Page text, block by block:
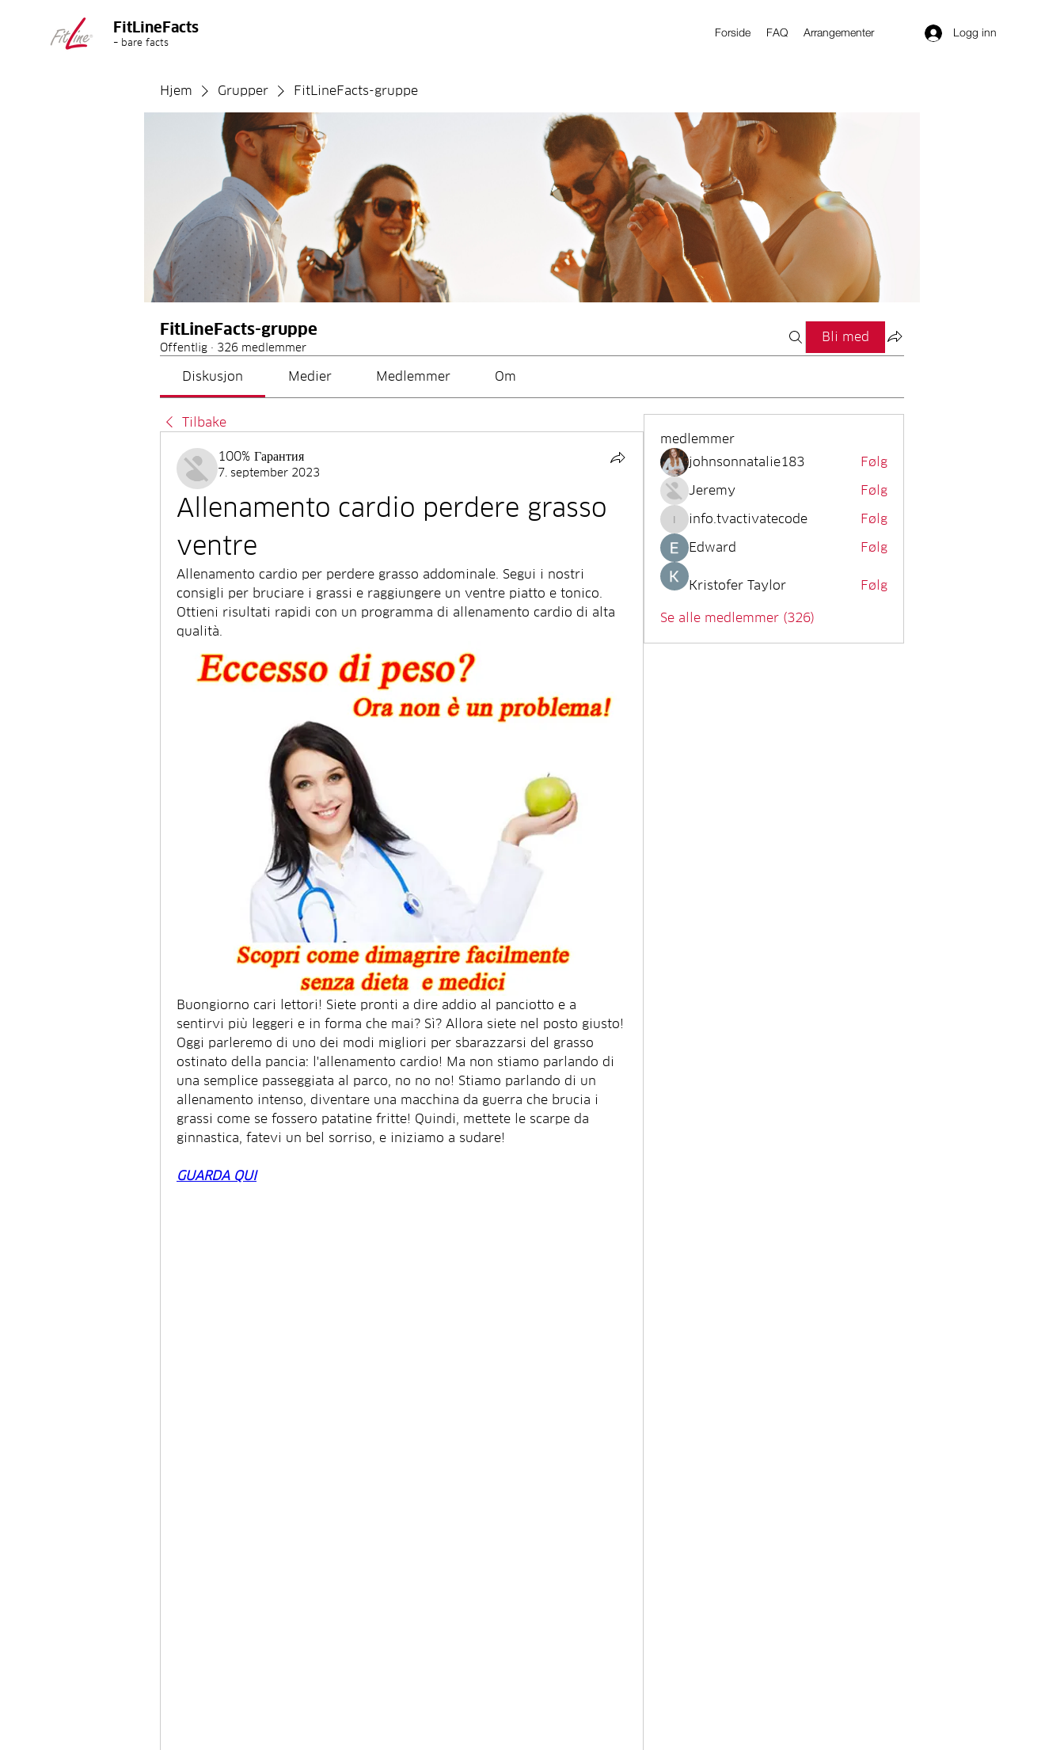
FitLineFacts
– bare facts
Forside FAQ Arrangementer Logg inn
Hjem Grupper FitLineFacts-gruppe
FitLineFacts-gruppe
Offentlig · 326 medlemmer
Bli med
Diskusjon Medier Medlemmer Om
Tilbake
100% Гарантия
7. september 2023
Allenamento cardio perdere grasso
ventre
Allenamento cardio per perdere grasso addominale. Segui i nostri
consigli per bruciare i grassi e raggiungere un ventre piatto e tonico.
Ottieni risultati rapidi con un programma di allenamento cardio di alta
qualità.
Buongiorno cari lettori! Siete pronti a dire addio al panciotto e a
sentirvi più leggeri e in forma che mai? Sì? Allora siete nel posto giusto!
Oggi parleremo di uno dei modi migliori per sbarazzarsi del grasso
ostinato della pancia: l'allenamento cardio! Ma non stiamo parlando di
una semplice passeggiata al parco, no no no! Stiamo parlando di un
allenamento intenso, diventare una macchina da guerra che brucia i
grassi come se fossero patatine fritte! Quindi, mettete le scarpe da
ginnastica, fatevi un bel sorriso, e iniziamo a sudare!
GUARDA QUI
medlemmer
johnsonnatalie183
Følg
Jeremy
Følg
info.tvactivatecode
info.tvactivatecode
Følg
Edward
Følg
Kristofer Taylor
Følg
Se alle medlemmer (326)